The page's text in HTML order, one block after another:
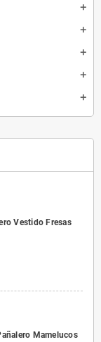
Vestido Fresas
Mamelucos